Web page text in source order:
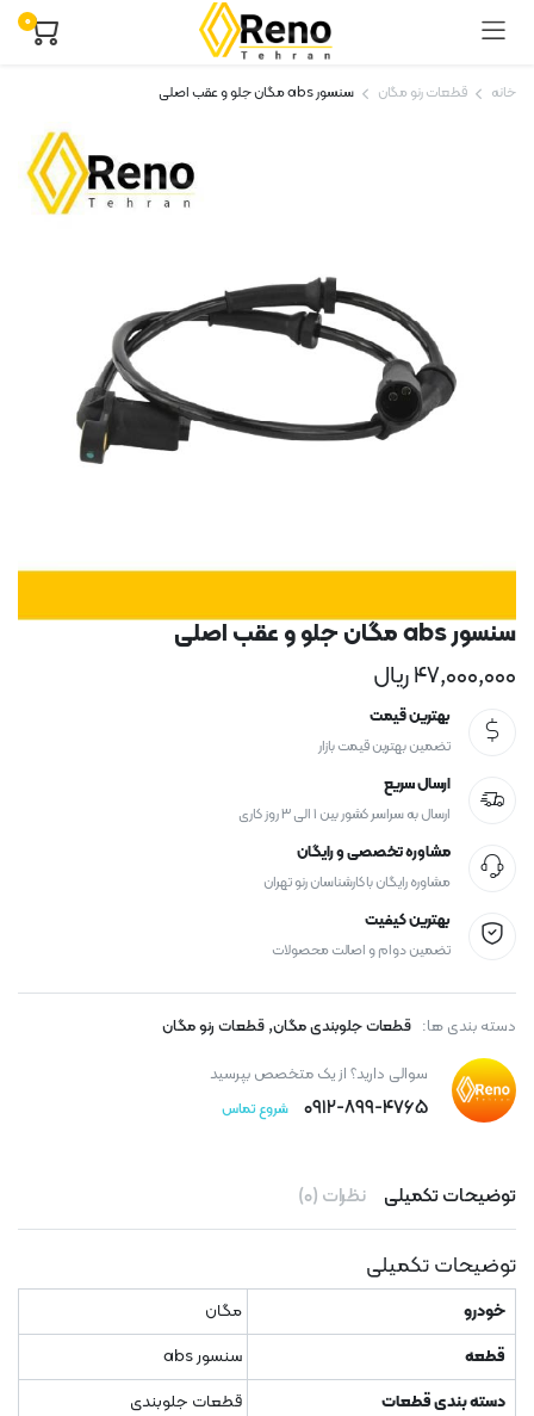
۰
خانه قطعات رنو مگان سنسور abs مگان جلو و عقب اصلی
سنسور abs مگان جلو و عقب اصلی
۴۷,۰۰۰,۰۰۰ریال
بهترین قیمت
تضمین بهترین قیمت بازار
ارسال سریع
ارسال به سراسر کشور بین ۱ الی ۳ روز کاری
مشاوره تخصصی و رایگان
مشاوره رایگان با کارشناسان رنو تهران
بهترین کیفیت
تضمین دوام و اصالت محصولات
دسته بندی ها: قطعات جلوبندی مگان,قطعات رنو مگان
سوالی دارید؟ از یک متخصص بپرسید
۰۹۱۲-۸۹۹-۴۷۶۵ شروع تماس
توضیحات تکمیلی نظرات (۰)
توضیحات تکمیلی
خودرو
مگان
قطعه
سنسور abs
دسته بندی قطعات
قطعات جلوبندی